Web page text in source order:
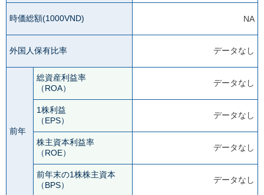
時価総額(1000VND) NA
外国人保有比率 データなし
前年
総資産利益率
（ROA）
データなし
1株利益
（EPS）
データなし
株主資本利益率
（ROE）
データなし
前年末の1株株主資本
（BPS）
データなし